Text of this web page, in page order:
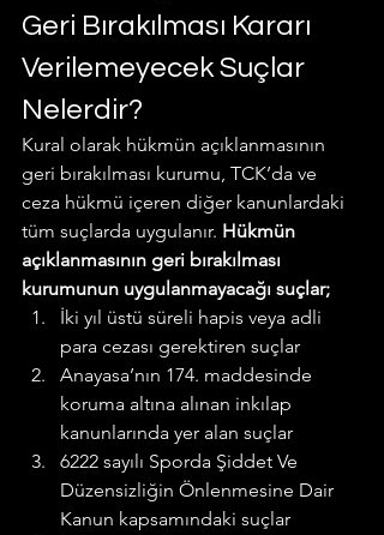
Geri Bırakılması Kararı
Verilemeyecek Suçlar
Nelerdir?
Kural olarak hükmün açıklanmasının
geri bırakılması kurumu, TCK’da ve
ceza hükmü içeren diğer kanunlardaki
tüm suçlarda uygulanır. Hükmün
açıklanmasının geri bırakılması
kurumunun uygulanmayacağı suçlar;
İki yıl üstü süreli hapis veya adli
para cezası gerektiren suçlar
Anayasa’nın 174. maddesinde
koruma altına alınan inkılap
kanunlarında yer alan suçlar
6222 sayılı Sporda Şiddet Ve
Düzensizliğin Önlenmesine Dair
Kanun kapsamındaki suçlar